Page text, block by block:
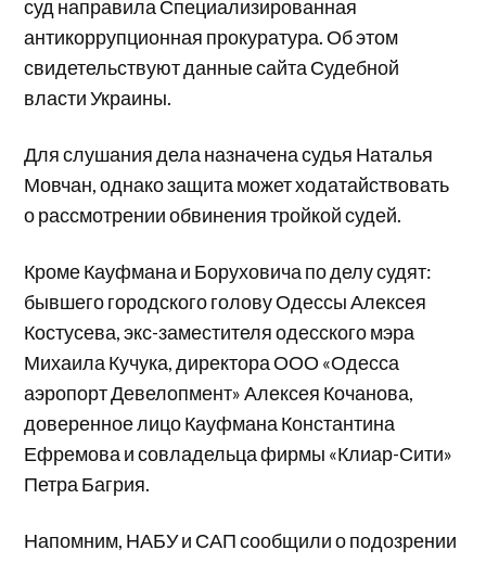
суд направила Специализированная
антикоррупционная прокуратура. Об этом
свидетельствуют данные сайта Судебной
власти Украины.
Для слушания дела назначена судья Наталья
Мовчан, однако защита может ходатайствовать
о рассмотрении обвинения тройкой судей.
Кроме Кауфмана и Боруховича по делу судят:
бывшего городского голову Одессы Алексея
Костусева, экс-заместителя одесского мэра
Михаила Кучука, директора ООО «Одесса
аэропорт Девелопмент» Алексея Кочанова,
доверенное лицо Кауфмана Константина
Ефремова и совладельца фирмы «Клиар-Сити»
Петра Багрия.
Напомним, НАБУ и САП сообщили о подозрении